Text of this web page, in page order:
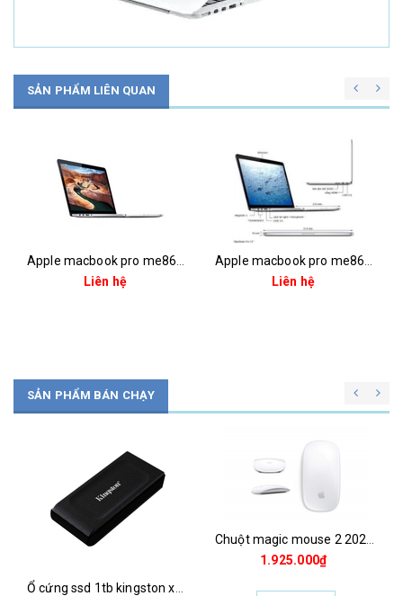
SẢN PHẨM LIÊN QUAN
Liên hệ
Liên hệ
SẢN PHẨM BÁN CHẠY
1.925.000₫